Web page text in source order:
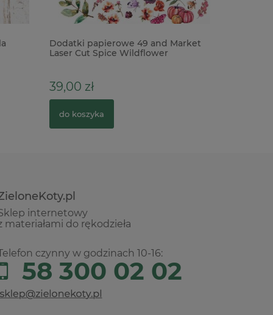
Dodatki papierowe 49 and Market
Laser Cut Spice Wildflower
39,00 zł
do koszyka
internetowy
materiałami do rękodzieła
czynny w godzinach 10-16:
58 300 02 02